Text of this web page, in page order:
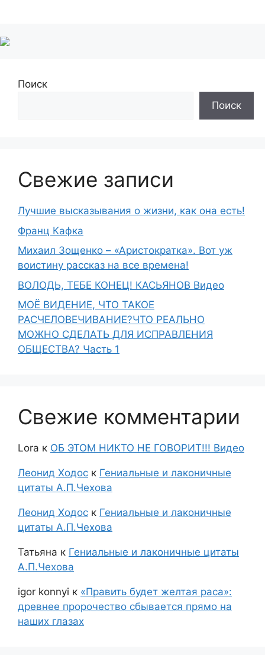
Поиск
Поиск
Свежие записи
Лучшие высказывания о жизни, как она есть!
Франц Кафка
Михаил Зощенко – «Аристократка». Вот уж
воистину рассказ на все времена!
ВОЛОДЬ, ТЕБЕ КОНЕЦ! КАСЬЯНОВ Видео
МОЁ ВИДЕНИЕ, ЧТО ТАКОЕ
РАСЧЕЛОВЕЧИВАНИЕ?ЧТО РЕАЛЬНО
МОЖНО СДЕЛАТЬ ДЛЯ ИСПРАВЛЕНИЯ
ОБЩЕСТВА? Часть 1
Свежие комментарии
Lora к ОБ ЭТОМ НИКТО НЕ ГОВОРИТ!!! Видео
Леонид Ходос к Гениальные и лаконичные
цитаты А.П.Чехова
Леонид Ходос к Гениальные и лаконичные
цитаты А.П.Чехова
Татьяна к Гениальные и лаконичные цитаты
А.П.Чехова
igor konnyi к «Править будет желтая раса»:
древнее пророчество сбывается прямо на
наших глазах